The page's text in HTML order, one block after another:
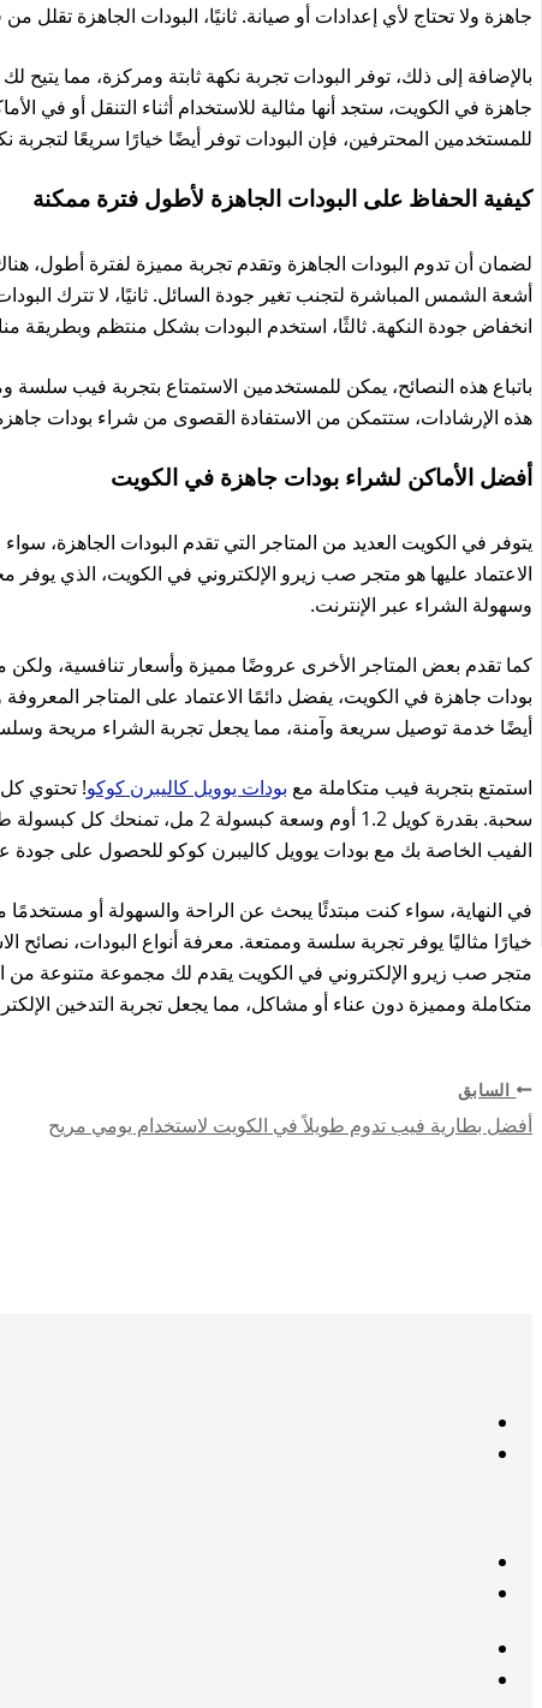
جاهزة ولا تحتاج لأي إعدادات أو صيانة. ثانيًا، البودات الجاهزة
بالإضافة إلى ذلك، توفر البودات تجربة نكهة ثابتة ومركزة، مما
جاهزة في الكويت، ستجد أنها مثالية للاستخدام أثناء التنقل أو في
للمستخدمين المحترفين، فإن البودات توفر أيضًا خيارًا سريعًا
كيفية الحفاظ على البودات الجاهزة لأطول فترة ممكنة
لضمان أن تدوم البودات الجاهزة وتقدم تجربة مميزة لفترة أطول،
أشعة الشمس المباشرة لتجنب تغير جودة السائل. ثانيًا، لا تترك
انخفاض جودة النكهة. ثالثًا، استخدم البودات بشكل منتظم
باتباع هذه النصائح، يمكن للمستخدمين الاستمتاع بتجربة فيب
هذه الإرشادات، ستتمكن من الاستفادة القصوى من شراء بودات
أفضل الأماكن لشراء بودات جاهزة في الكويت
يتوفر في الكويت العديد من المتاجر التي تقدم البودات الجاهزة، سواء
الاعتماد عليها هو متجر صب زيرو الإلكتروني في الكويت، الذي
وسهولة الشراء عبر الإنترنت.
كما تقدم بعض المتاجر الأخرى عروضًا مميزة وأسعار تنافسية،
بودات جاهزة في الكويت، يفضل دائمًا الاعتماد على المتاجر
أيضًا خدمة توصيل سريعة وآمنة، مما يجعل تجربة الشراء مريحة
استمتع بتجربة فيب متكاملة مع بودات يوويل كاليبرن كوكو
سحبة. بقدرة كويل 1.2 أوم وسعة
الفيب الخاصة بك مع بودات يوويل كاليبرن كوكو للحصول على جودة
في النهاية، سواء كنت مبتدئًا يبحث عن الراحة والسهولة أو
خيارًا مثاليًا يوفر تجربة سلسة وممتعة. معرفة أنواع البودات،
متجر صب زيرو الإلكتروني في الكويت يقدم لك مجموعة متنوعة من
متكاملة ومميزة دون عناء أو مشاكل، مما يجعل تجربة التدخين
السابق
أفضل بطارية فيب تدوم طويلاً في الكويت لاستخدام يومي مريح